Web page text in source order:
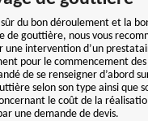
du bon déroulement et la
de gouttière, nous vous
une intervention d’un
pour le commencement
de se renseigner d’abord
selon son type ainsi que
le coût de la
une demande de devis.